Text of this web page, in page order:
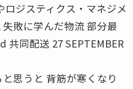
ジスティクス・マネジメ
敗に学んだ物流 部分最
同配送 27 SEPTEMBER
思うと 背筋が寒くなり